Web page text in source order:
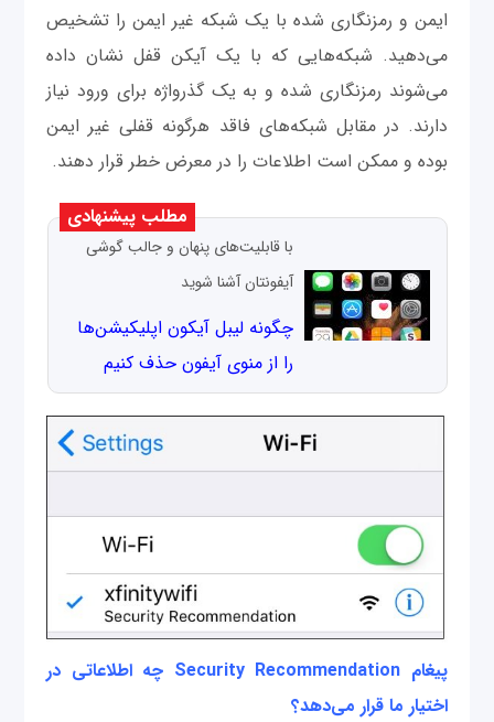
ایمن و رمزنگاری شده با یک شبکه غیر ایمن را تشخیص
می‌دهید. شبکه‌هایی که با یک آیکن قفل نشان داده
می‌شوند رمزنگاری شده و به یک گذرواژه برای ورود نیاز
دارند. در مقابل شبکه‌های فاقد هرگونه قفلی غیر ایمن
بوده و ممکن است اطلاعات را در معرض خطر قرار دهند.
مطلب پیشنهادی
با قابلیت‌های پنهان و جالب گوشی
آیفونتان آشنا شوید
چگونه لیبل آیکون اپلیکیشن‌ها
را از منوی آیفون حذف کنیم
پیغام Security Recommendation چه اطلاعاتی در
اختیار ما قرار میدهد؟